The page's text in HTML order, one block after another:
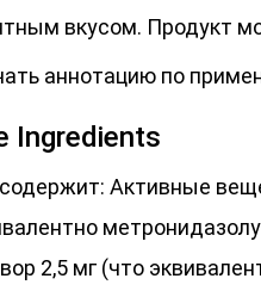
вкусом. Продукт
аннотацию по
Ingredients
содержит: Активные
2,5 мг (что